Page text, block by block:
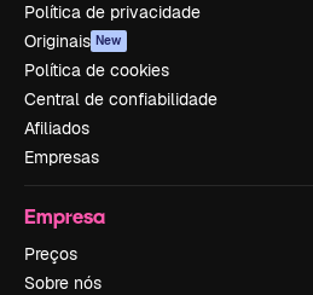
Política de privacidade
Originais New
Política de cookies
Central de confiabilidade
Afiliados
Empresas
Empresa
Preços
Sobre nós